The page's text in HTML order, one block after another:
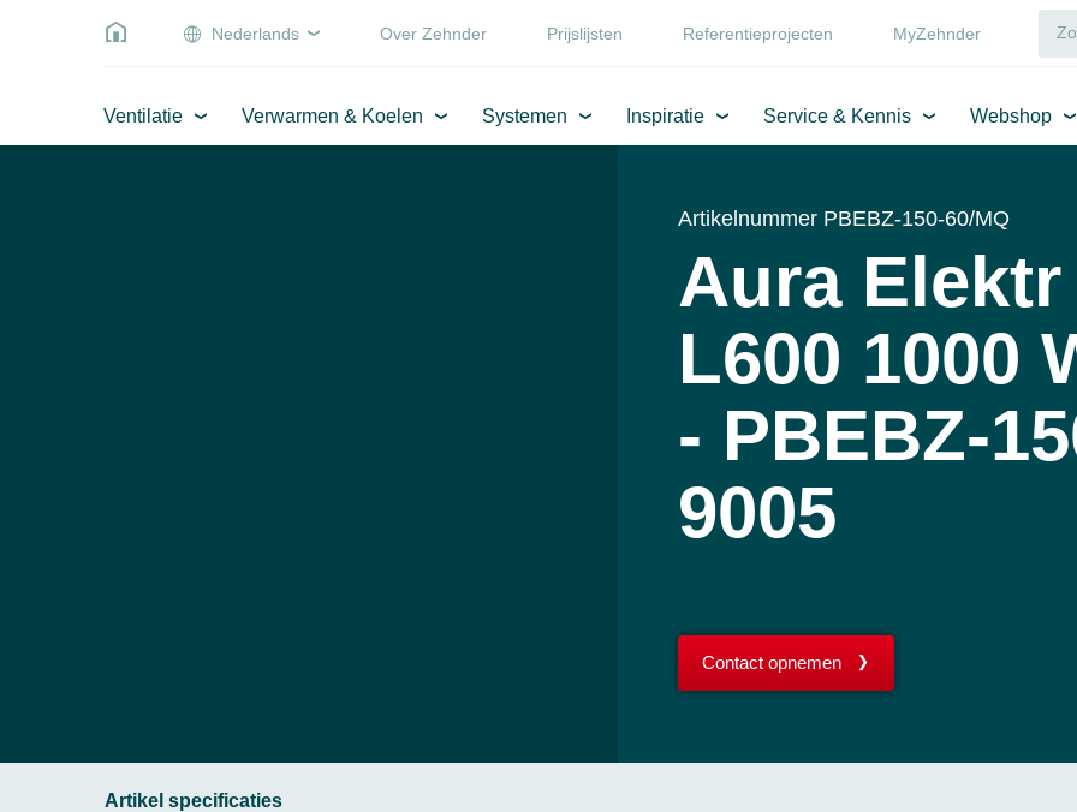
Nederlands Over Zehnder Prijslijsten Referentieprojecten MyZehnder
Ventilatie Verwarmen & Koelen Systemen Inspiratie Service & Kennis Webshop
Artikelnummer PBEBZ-150-60/MQ
Aura Elektr
L600 1000
- PBEBZ-
9005
Contact opnemen
Artikel specificaties